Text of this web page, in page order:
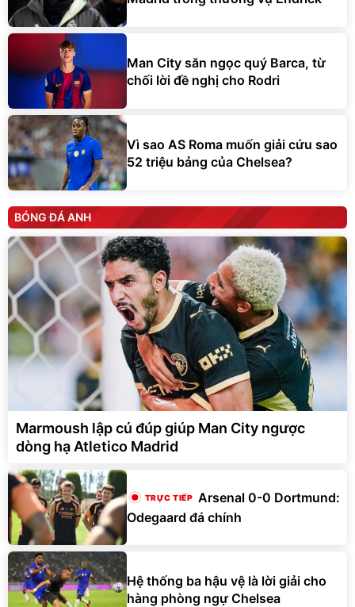
Man City săn ngọc quý Barca, từ
chối lời đề nghị cho Rodri
Vì sao AS Roma muốn giải cứu sao
52 triệu bảng của Chelsea?
BÓNG ĐÁ ANH
Marmoush lập cú đúp giúp Man City ngược
dòng hạ Atletico Madrid
Arsenal 0-0 Dortmund:
Odegaard đá chính
Hệ thống ba hậu vệ là lời giải cho
hàng phòng ngự Chelsea